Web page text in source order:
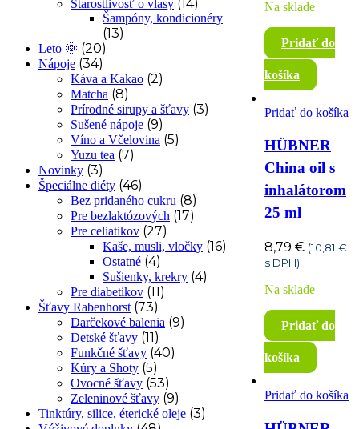
Starostlivosť o vlasy (14)
Šampóny, kondicionéry
(13)
Leto 🌞 (20)
Nápoje (34)
Káva a Kakao (2)
Matcha (8)
Prírodné sirupy a šťavy (3)
Sušené nápoje (9)
Víno a Včelovina (5)
Yuzu tea (7)
Novinky (3)
Špeciálne diéty (46)
Bez pridaného cukru (8)
Pre bezlaktózových (17)
Pre celiatikov (27)
Kaše, musli, vločky (16)
Ostatné (4)
Sušienky, krekry (4)
Pre diabetikov (11)
Šťavy Rabenhorst (73)
Darčekové balenia (9)
Detské šťavy (11)
Funkčné šťavy (40)
Kúry a Shoty (5)
Ovocné šťavy (53)
Zeleninové šťavy (9)
Tinktúry, silice, éterické oleje (3)
Na sklade
Pridať do
košíka
Pridať do košíka
HÜBNER
China oil s
inhalátorom
25 ml
8,79 € (10,81 €
s DPH)
Na sklade
Pridať do
košíka
Pridať do košíka